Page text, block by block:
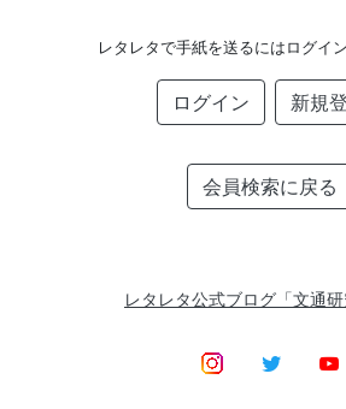
レタレタで手紙を送るにはログイ
ログイン 新規
会員検索に戻る
レタレタ公式ブログ「文通研